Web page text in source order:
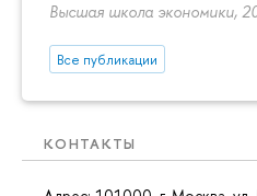
Высшая школа экономики,
Все публикации
КОНТАКТЫ